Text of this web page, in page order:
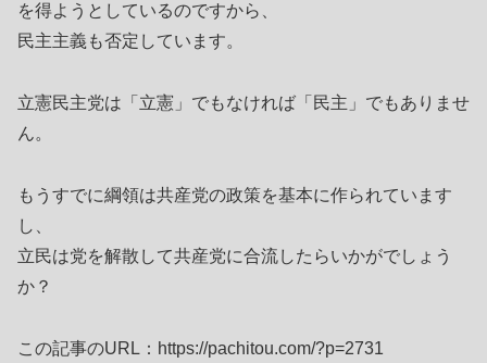
を得ようとしているのですから、
民主主義も否定しています。
立憲民主党は「立憲」でもなければ「民主」でもありませ
ん。
もうすでに綱領は共産党の政策を基本に作られています
し、
立民は党を解散して共産党に合流したらいかがでしょう
か？
この記事のURL：https://pachitou.com/?p=2731